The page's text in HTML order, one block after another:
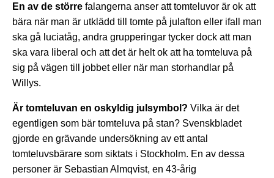
En av de större falangerna anser att tomteluvor är ok att
bära när man är utklädd till tomte på julafton eller ifall man
ska gå luciatåg, andra grupperingar tycker dock att man
ska vara liberal och att det är helt ok att ha tomteluva på
sig på vägen till jobbet eller när man storhandlar på
Willys.
Är tomteluvan en oskyldig julsymbol? Vilka är det
egentligen som bär tomteluva på stan? Svenskbladet
gjorde en grävande undersökning av ett antal
tomteluvsbärare som siktats i Stockholm. En av dessa
personer är Sebastian Almqvist, en 43-årig